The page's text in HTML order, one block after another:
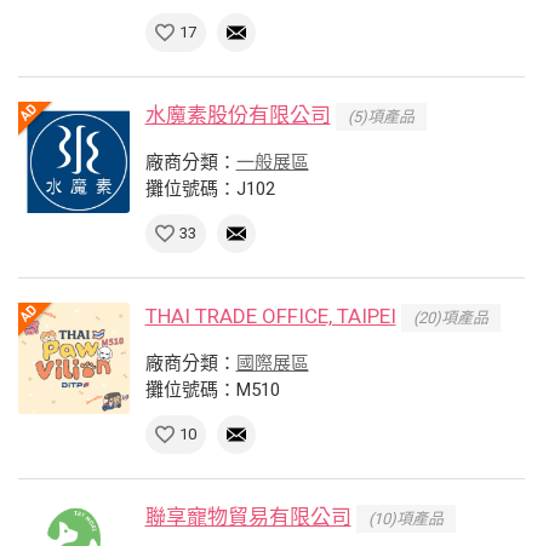
17
水魔素股份有限公司 (5)項產品
廠商分類： 一般展區
攤位號碼：J102
33
THAI TRADE OFFICE, TAIPEI (20)項產品
廠商分類： 國際展區
攤位號碼：M510
10
聯享寵物貿易有限公司 (10)項產品